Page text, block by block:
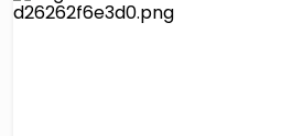
pattumiera raccolta differenziata